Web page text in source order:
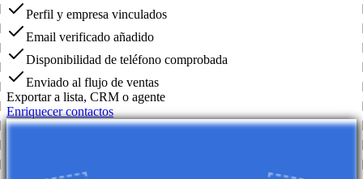
Perfil y empresa vinculados
Email verificado añadido
Disponibilidad de teléfono comprobada
Enviado al flujo de ventas
Exportar a lista, CRM o agente
Enriquecer contactos